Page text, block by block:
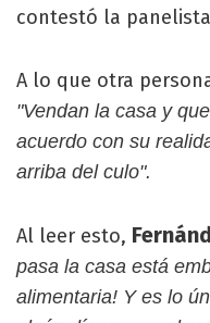
contestó la
A lo que otra
"Vendan la casa y
acuerdo con su
arriba del culo".
Al leer esto,
pasa la casa está
alimentaria! Y es lo